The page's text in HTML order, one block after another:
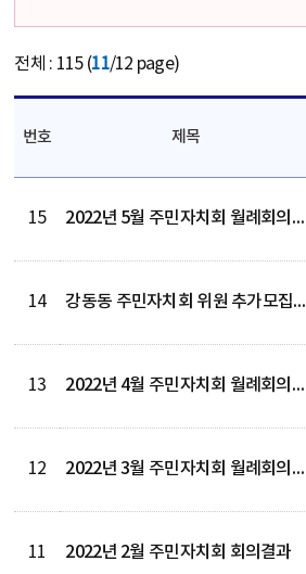
전체 : 115 (11/12 page)
번호 제목
15 2022년 5월 주민자치회 월례회의 결과
14 강동동 주민자치회 위원 추가모집 공고
13 2022년 4월 주민자치회 월례회의 결과
12 2022년 3월 주민자치회 월례회의 결과
11 2022년 2월 주민자치회 회의결과